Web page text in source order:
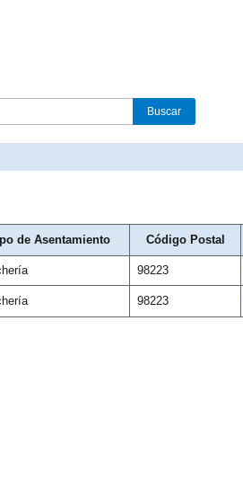
de Asentamiento Código Postal
98223
98223